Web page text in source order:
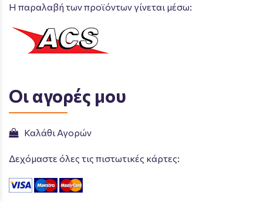
Η παραλαβή των προϊόντων γίνεται μέσω:
Οι αγορές μου
Καλάθι Αγορών
Δεχόμαστε όλες τις πιστωτικές κάρτες: